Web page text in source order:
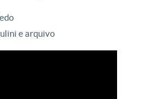
e arquivo